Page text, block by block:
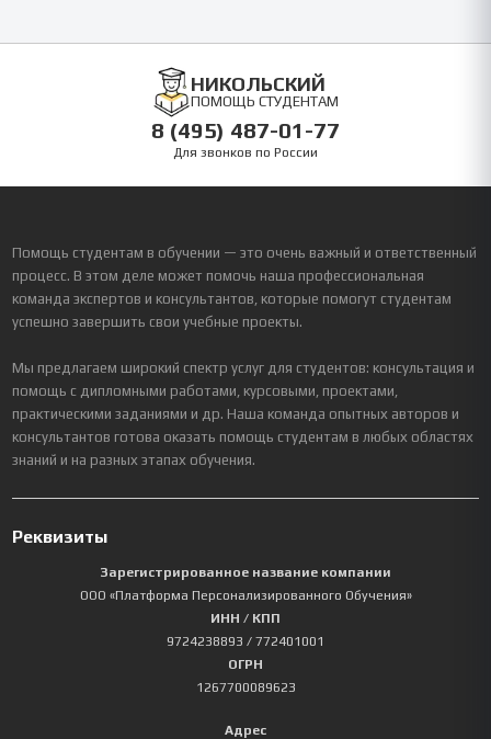
НИКОЛЬСКИЙ
ПОМОЩЬ СТУДЕНТАМ
8 (495) 487-01-77
Для звонков по России
Помощь студентам в обучении — это очень важный и ответственный
процесс. В этом деле может помочь наша профессиональная
команда экспертов и консультантов, которые помогут студентам
успешно завершить свои учебные проекты.
Мы предлагаем широкий спектр услуг для студентов: консультация и
помощь с дипломными работами, курсовыми, проектами,
практическими заданиями и др. Наша команда опытных авторов и
консультантов готова оказать помощь студентам в любых областях
знаний и на разных этапах обучения.
Реквизиты
Зарегистрированное название компании
ООО «Платформа Персонализированного Обучения»
ИНН / КПП
9724238893 / 772401001
ОГРН
1267700089623
Адрес